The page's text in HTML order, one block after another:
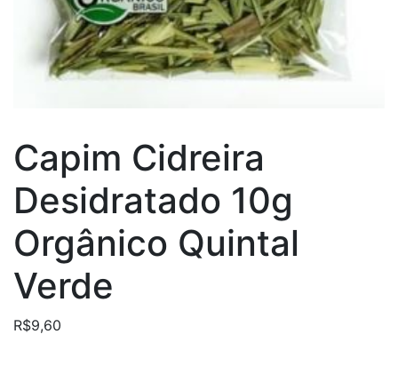
Capim Cidreira
Desidratado 10g
Orgânico Quintal
Verde
R$9,60